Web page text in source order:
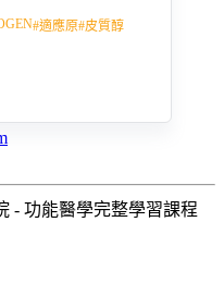
#適應原#皮質醇
- 功能醫學完整學習課程